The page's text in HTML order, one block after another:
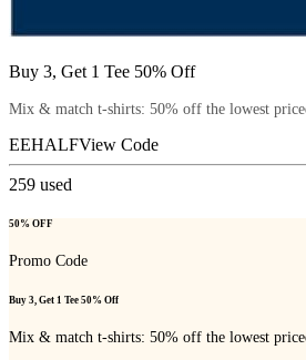
Buy 3, Get 1 Tee 50% Off
Mix & match t-shirts: 50% off the lowest
EEHALFView Code
259 used
50% OFF
Promo Code
Buy 3, Get 1 Tee 50% Off
Mix & match t-shirts: 50% off the lowest